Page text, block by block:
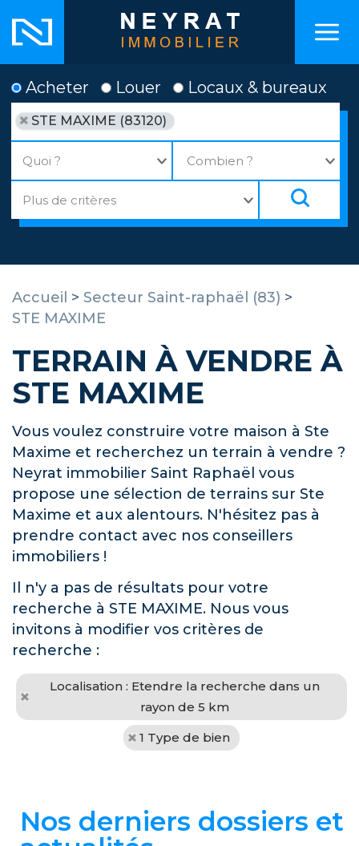
Acheter Louer Locaux & bureaux
STE MAXIME (83120)
Accueil > Secteur Saint-raphaël (83) >
STE MAXIME
TERRAIN À VENDRE À
STE MAXIME
Vous voulez construire votre maison à Ste
Maxime et recherchez un terrain à vendre ?
Neyrat immobilier Saint Raphaël vous
propose une sélection de terrains sur Ste
Maxime et aux alentours. N'hésitez pas à
prendre contact avec nos conseillers
immobiliers !
Il n'y a pas de résultats pour votre
recherche à STE MAXIME. Nous vous
invitons à modifier vos critères de
recherche :
Localisation : Etendre la recherche dans un
rayon de 5 km
1 Type de bien
Nos derniers dossiers et